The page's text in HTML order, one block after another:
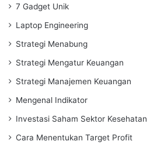
7 Gadget Unik
Laptop Engineering
Strategi Menabung
Strategi Mengatur Keuangan
Strategi Manajemen Keuangan
Mengenal Indikator
Investasi Saham Sektor Kesehatan
Cara Menentukan Target Profit